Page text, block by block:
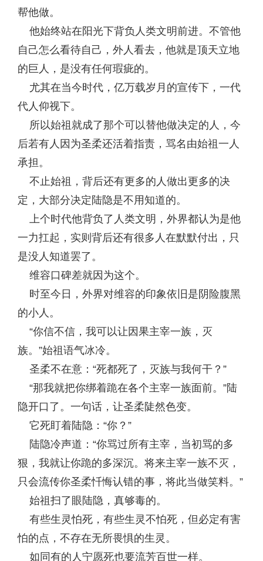
帮他做。
他始终站在阳光下背负人类文明前进。不管他
自己怎么看待自己，外人看去，他就是顶天立地
的巨人，是没有任何瑕疵的。
尤其在当今时代，亿万载岁月的宣传下，一代
代人仰视下。
所以始祖就成了那个可以替他做决定的人，今
后若有人因为圣柔还活着指责，骂名由始祖一人
承担。
不止始祖，背后还有更多的人做出更多的决
定，大部分决定陆隐是不用知道的。
上个时代他背负了人类文明，外界都认为是他
一力扛起，实则背后还有很多人在默默付出，只
是没人知道罢了。
维容口碑差就因为这个。
时至今日，外界对维容的印象依旧是阴险腹黑
的小人。
“你信不信，我可以让因果主宰一族，灭
族。”始祖语气冰冷。
圣柔不在意：“死都死了，灭族与我何干？”
“那我就把你绑着跪在各个主宰一族面前。”陆
隐开口了。一句话，让圣柔陡然色变。
它死盯着陆隐：“你？”
陆隐冷声道：“你骂过所有主宰，当初骂的多
狠，我就让你跪的多深沉。将来主宰一族不灭，
只会流传你圣柔忏悔认错的事，将此当做笑料。”
始祖扫了眼陆隐，真够毒的。
有些生灵怕死，有些生灵不怕死，但必定有害
怕的点，不存在无所畏惧的生灵。
如同有的人宁愿死也要流芳百世一样。